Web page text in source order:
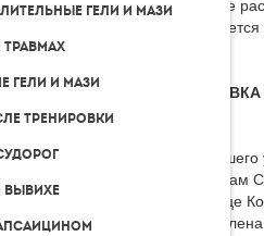
удобное
Для
и странам
странице
гели и мази
травмах
гели и мази
тренировки
вывихе